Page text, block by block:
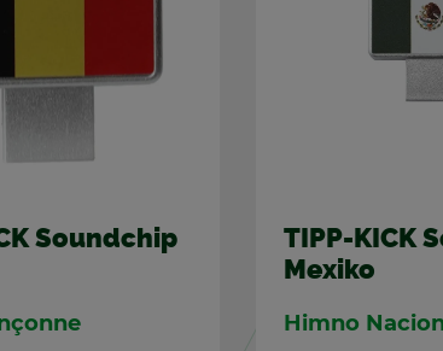
TIPP-KICK Sound­chip
Himno Na­cio­nal Me­xi­ca­no
26/